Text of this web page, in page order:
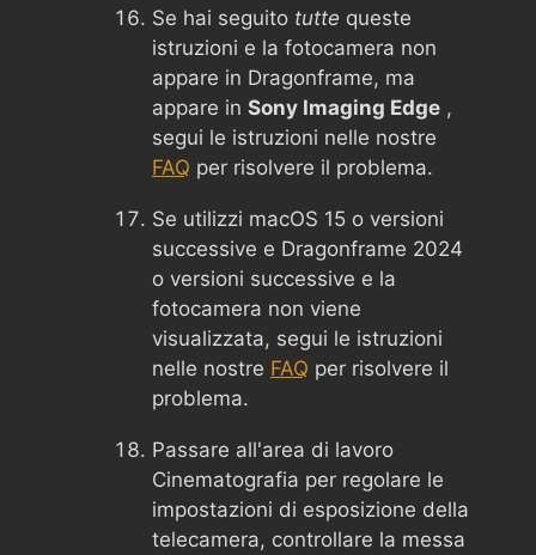
Se hai seguito tutte queste
istruzioni e la fotocamera non
appare in Dragonframe, ma
appare in Sony Imaging Edge ,
segui le istruzioni nelle nostre
FAQ per risolvere il problema.
Se utilizzi macOS 15 o versioni
successive e Dragonframe 2024
o versioni successive e la
fotocamera non viene
visualizzata, segui le istruzioni
nelle nostre FAQ per risolvere il
problema.
Passare all'area di lavoro
Cinematografia per regolare le
impostazioni di esposizione della
telecamera, controllare la messa